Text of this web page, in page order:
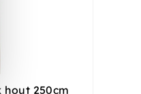
hout 250cm